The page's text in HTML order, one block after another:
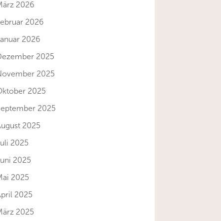
2026
2026
2026
2025
2025
2025
2025
2025
2025
2025
2025
2025
2025